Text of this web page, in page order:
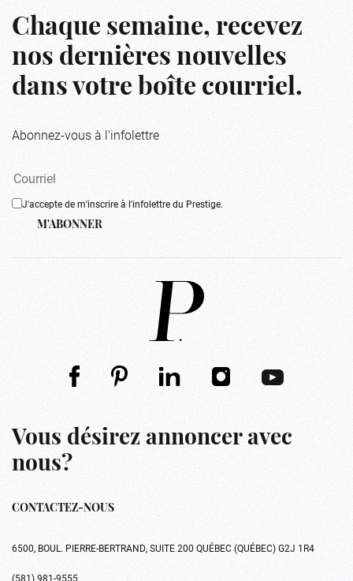
Chaque semaine, recevez
nos dernières nouvelles
dans votre boîte courriel.
Abonnez-vous à l'infolettre
J'accepte de m'inscrire à l'infolettre du Prestige.
M'ABONNER
Vous désirez annoncer avec
nous?
CONTACTEZ-NOUS
6500, BOUL. PIERRE-BERTRAND, SUITE 200 QUÉBEC (QUÉBEC) G2J 1R4
(581) 981-9555